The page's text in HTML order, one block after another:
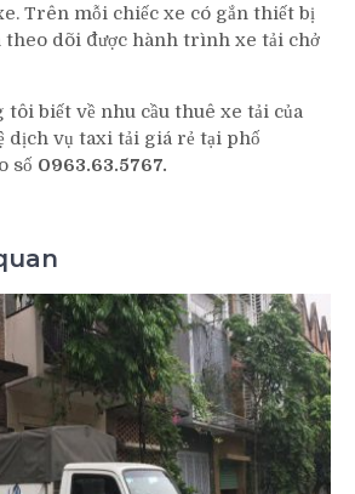
Trên mỗi chiếc xe có gắn thiết bị
theo dõi được hành trình xe tải chở
biết về nhu cầu thuê xe tải của
dịch vụ taxi tải giá rẻ tại phố
số 0963.63.5767.